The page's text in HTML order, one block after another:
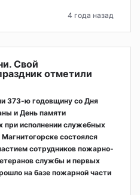
4 года назад
Свой
отметили
373-ю годовщину со Дня
и День памяти
при исполнении служебных
состоялся
сотрудников пожарно-
службы и первых
на базе пожарной части